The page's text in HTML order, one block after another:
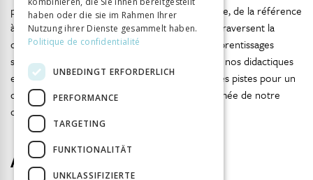
par exemple dans l’approche historico-didactique, de la référence
à l’épistémologie de l’histoire et aux débats qui traversent la
communauté des historiens pour penser les apprentissages
scolaires. Pour conclure, cette photographie de nos didactiques
est très précieuse, d’autant plus qu’elle ouvre des pistes pour un
dialogue et, qui sait, une structuration plus affirmée de notre
champ.
Autor
haben oder die sie im Rahmen Ihrer
Nutzung ihrer Dienste gesammelt haben.
Politique de confidentialité
UNBEDINGT ERFORDERLICH
PERFORMANCE
TARGETING
FUNKTIONALITÄT
UNKLASSIFIZIERTE